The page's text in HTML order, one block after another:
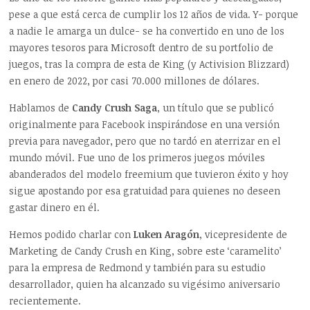
pese a que está cerca de cumplir los 12 años de vida. Y- porque
a nadie le amarga un dulce- se ha convertido en uno de los
mayores tesoros para Microsoft dentro de su portfolio de
juegos, tras la compra de esta de King (y Activision Blizzard)
en enero de 2022, por casi 70.000 millones de dólares.
Hablamos de Candy Crush Saga, un título que se publicó
originalmente para Facebook inspirándose en una versión
previa para navegador, pero que no tardó en aterrizar en el
mundo móvil. Fue uno de los primeros juegos móviles
abanderados del modelo freemium que tuvieron éxito y hoy
sigue apostando por esa gratuidad para quienes no deseen
gastar dinero en él.
Hemos podido charlar conLuken Aragón, vicepresidente de
Marketing de Candy Crush en King, sobre este ‘caramelito’
para la empresa de Redmond y también para su estudio
desarrollador, quien ha alcanzado su vigésimo aniversario
recientemente.